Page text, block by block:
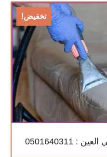
تخفيض!